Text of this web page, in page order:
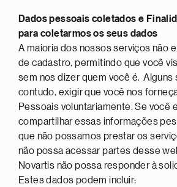
Dados pessoais coletados e
para coletarmos os seus dados
A maioria dos nossos serviços não
de cadastro, permitindo que você
sem nos dizer quem você é. Alguns
contudo, exigir que você nos
Pessoais voluntariamente. Se você
compartilhar essas informações
que não possamos prestar os
não possa acessar partes desse
Novartis não possa responder à
Estes dados podem incluir: